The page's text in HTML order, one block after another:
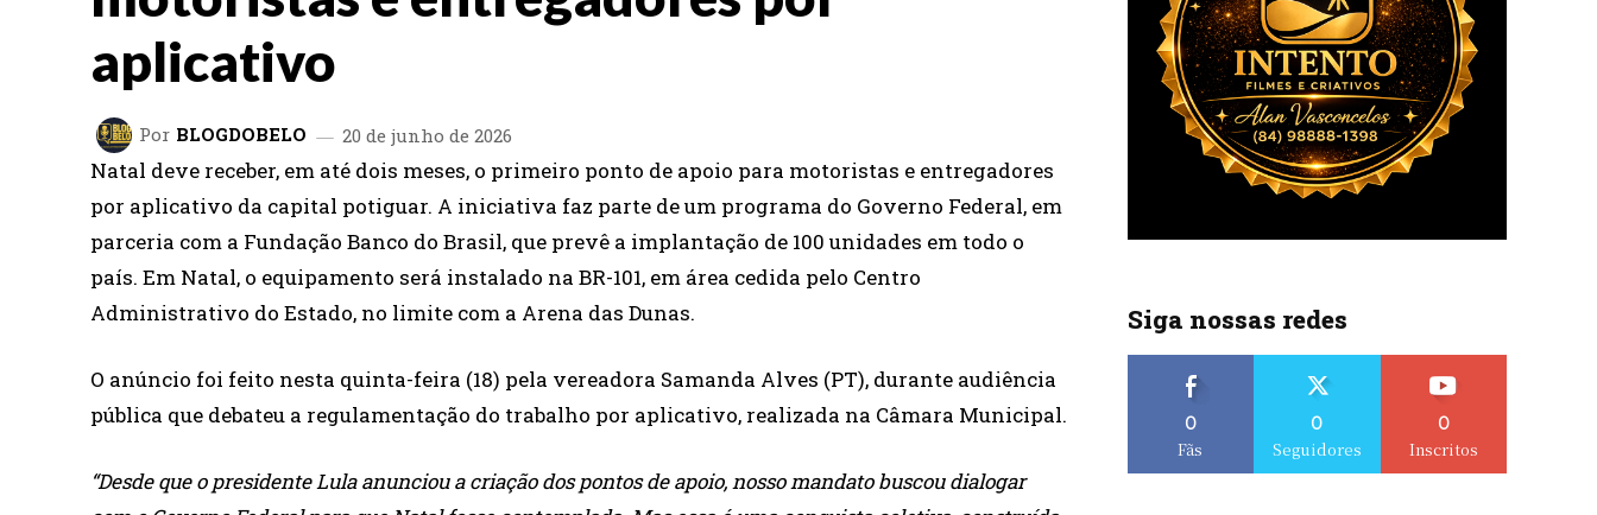
aplicativo
Por BLOGDOBELO 20 de junho de 2026
Natal deve receber, em até dois meses, o primeiro ponto de apoio para motoristas e entregadores
por aplicativo da capital potiguar. A iniciativa faz parte de um programa do Governo Federal, em
parceria com a Fundação Banco do Brasil, que prevê a implantação de 100 unidades em todo o
país. Em Natal, o equipamento será instalado na BR-101, em área cedida pelo Centro
Administrativo do Estado, no limite com a Arena das Dunas.
O anúncio foi feito nesta quinta-feira (18) pela vereadora Samanda Alves (PT), durante audiência
pública que debateu a regulamentação do trabalho por aplicativo, realizada na Câmara Municipal.
“Desde que o presidente Lula anunciou a criação dos pontos de apoio, nosso mandato buscou dialogar
Siga nossas redes
0
Fãs
0
Seguidores
0
Inscritos